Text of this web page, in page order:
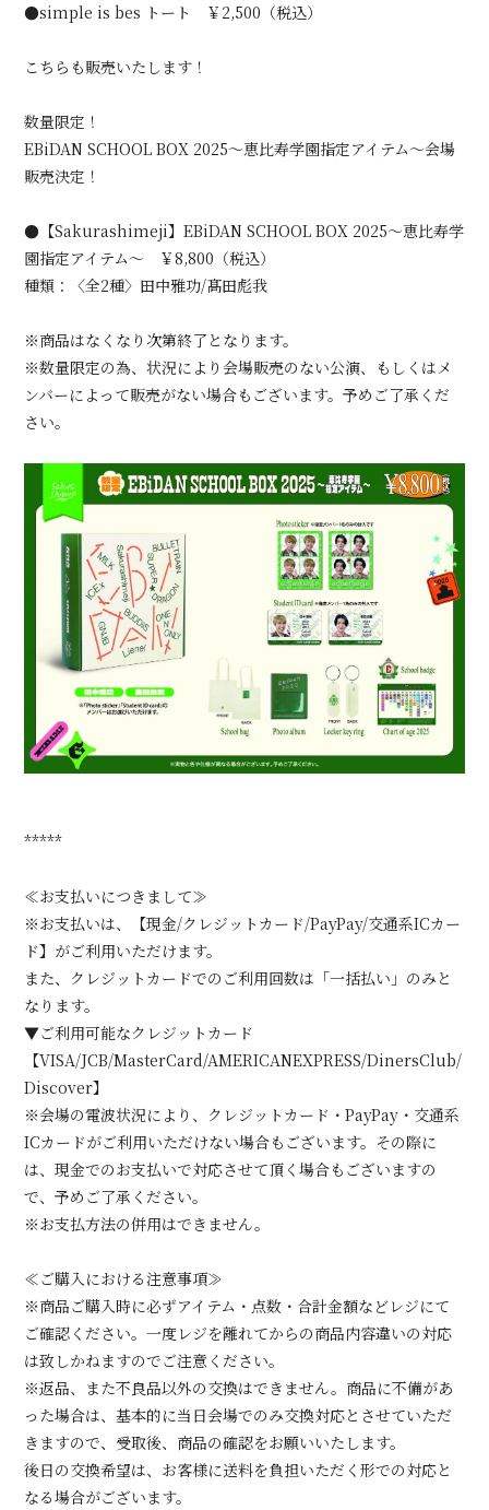
●simple is bes トート ￥2,500（税込）
こちらも販売いたします！
数量限定！
EBiDAN SCHOOL BOX 2025〜恵比寿学園指定アイテム〜会場
販売決定！
●【Sakurashimeji】EBiDAN SCHOOL BOX 2025～恵比寿学
園指定アイテム～ ￥8,800（税込）
種類：〈全2種〉田中雅功/髙田彪我
※商品はなくなり次第終了となります。
※数量限定の為、状況により会場販売のない公演、もしくはメ
ンバーによって販売がない場合もございます。予めご了承くだ
さい。
*****
≪お支払いにつきまして≫
※お支払いは、【現金/クレジットカード/PayPay/交通系ICカー
ド】がご利用いただけます。
また、クレジットカードでのご利用回数は「一括払い」のみと
なります。
▼ご利用可能なクレジットカード
【VISA/JCB/MasterCard/AMERICANEXPRESS/DinersClub/
Discover】
※会場の電波状況により、クレジットカード・PayPay・交通系
ICカードがご利用いただけない場合もございます。その際に
は、現金でのお支払いで対応させて頂く場合もございますの
で、予めご了承ください。
※お支払方法の併用はできません。
≪ご購入における注意事項≫
※商品ご購入時に必ずアイテム・点数・合計金額などレジにて
ご確認ください。一度レジを離れてからの商品内容違いの対応
は致しかねますのでご注意ください。
※返品、また不良品以外の交換はできません。商品に不備があ
った場合は、基本的に当日会場でのみ交換対応とさせていただ
きますので、受取後、商品の確認をお願いいたします。
後日の交換希望は、お客様に送料を負担いただく形での対応と
なる場合がございます。